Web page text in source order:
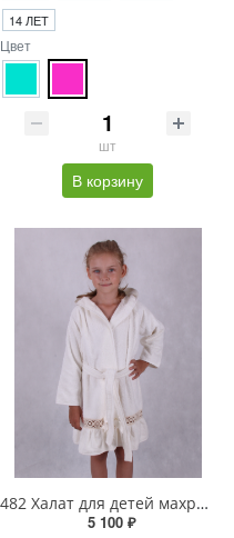
14 ЛЕТ
Цвет
шт
В корзину
482 Халат для детей махровый
5 100 ₽